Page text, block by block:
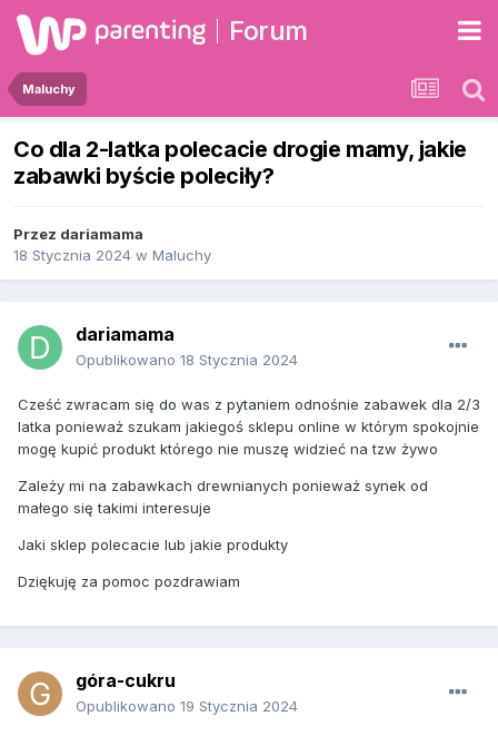
Forum
Maluchy
Co dla 2-latka polecacie drogie mamy, jakie
zabawki byście poleciły?
Przez dariamama
18 Stycznia 2024 w Maluchy
dariamama
Opublikowano 18 Stycznia 2024
Cześć zwracam się do was z pytaniem odnośnie zabawek dla 2/3
latka ponieważ szukam jakiegoś sklepu online w którym spokojnie
mogę kupić produkt którego nie muszę widzieć na tzw żywo
Zależy mi na zabawkach drewnianych ponieważ synek od
małego się takimi interesuje
Jaki sklep polecacie lub jakie produkty
Dziękuję za pomoc pozdrawiam
góra-cukru
Opublikowano 19 Stycznia 2024